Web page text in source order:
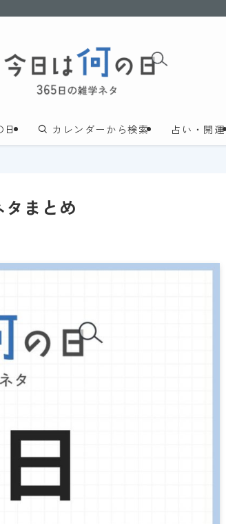
日 カレンダーから検索 占い・開運
まとめ